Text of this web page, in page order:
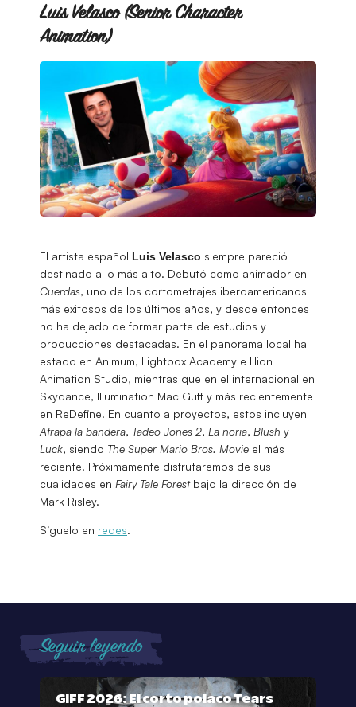
Luis Velasco (Senior Character
Animation)
El artista español Luis Velasco siempre pareció
destinado a lo más alto. Debutó como animador en
Cuerdas, uno de los cortometrajes iberoamericanos
más exitosos de los últimos años, y desde entonces
no ha dejado de formar parte de estudios y
producciones destacadas. En el panorama local ha
estado en Animum, Lightbox Academy e Illion
Animation Studio, mientras que en el internacional en
Skydance, Illumination Mac Guff y más recientemente
en ReDefine. En cuanto a proyectos, estos incluyen
Atrapa la bandera, Tadeo Jones 2, La noria, Blush y
Luck, siendo The Super Mario Bros. Movie el más
reciente. Próximamente disfrutaremos de sus
cualidades en Fairy Tale Forestbajo la dirección de
Mark Risley.
Síguelo en redes.
Seguir leyendo
GIFF 2026: El corto polaco Tears